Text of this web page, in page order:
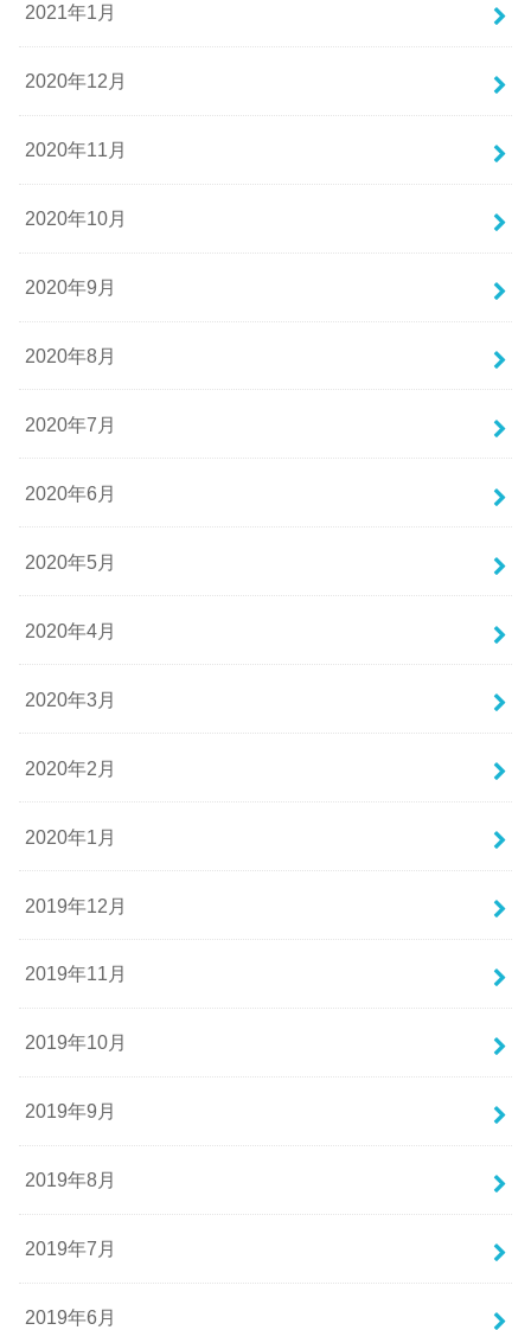
2021年1月
2020年12月
2020年11月
2020年10月
2020年9月
2020年8月
2020年7月
2020年6月
2020年5月
2020年4月
2020年3月
2020年2月
2020年1月
2019年12月
2019年11月
2019年10月
2019年9月
2019年8月
2019年7月
2019年6月